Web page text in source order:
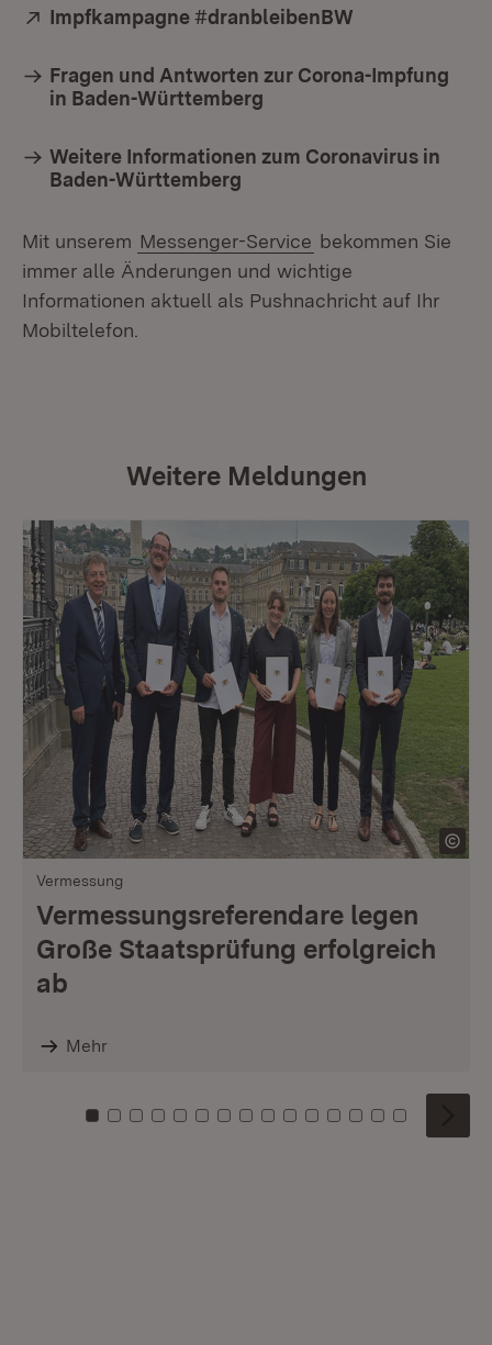
Extern:
Impfkampagne #dranbleibenBW
Fragen und Antworten zur Corona-Impfung
in Baden-Württemberg
Weitere Informationen zum Coronavirus in
Baden-Württemberg
Mit unserem Messenger-Service bekommen Sie
immer alle Änderungen und wichtige
Informationen aktuell als Pushnachricht auf Ihr
Mobiltelefon.
Weitere Meldungen
Vermessung
Vermessungsreferendare legen
Große Staatsprüfung erfolgreich
ab
Mehr
Zu Kachel: 0
Zu Kachel: 1
Zu Kachel: 2
Zu Kachel: 3
Zu Kachel: 4
Zu Kachel: 5
Zu Kachel: 6
Zu Kachel: 7
Zu Kachel: 8
Zu Kachel: 9
Zu Kachel: 10
Zu Kachel: 11
Zu Kachel: 12
Zu Kachel:
Zu